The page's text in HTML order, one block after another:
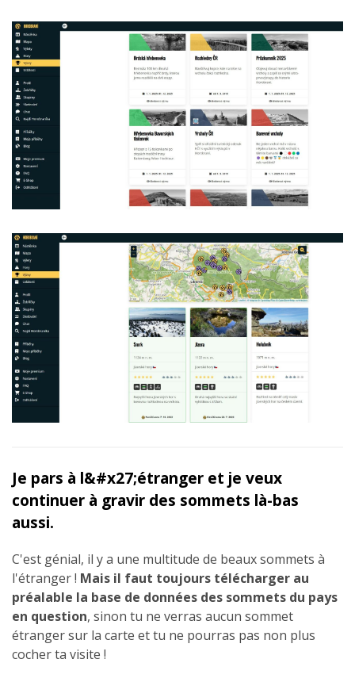
Je pars à l&#x27;étranger et je veux
continuer à gravir des sommets là-bas
aussi.
C'est génial, il y a une multitude de beaux sommets à
l'étranger ! Mais il faut toujours télécharger au
préalable la base de données des sommets du pays
en question, sinon tu ne verras aucun sommet
étranger sur la carte et tu ne pourras pas non plus
cocher ta visite !